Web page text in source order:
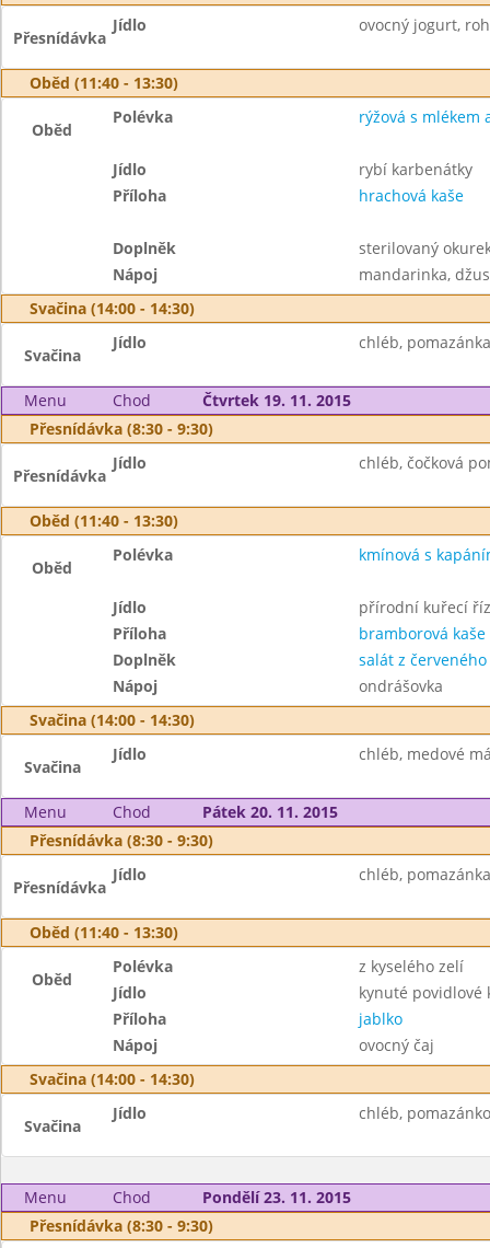
Přesnídávka
Jídlo ovocný jogurt,
Oběd (11:40 - 13:30)
Oběd
Polévka rýžová s mlékem
Jídlo
rybí karbenátky
Příloha
hrachová kaše
Doplněk
sterilovaný
Nápoj
mandarinka, džus
Svačina (14:00 - 14:30)
Svačina
Jídlo chléb,
Menu Chod
Čtvrtek 19. 11. 2015
Přesnídávka (8:30 - 9:30)
Přesnídávka
Jídlo chléb, čočková
Oběd (11:40 - 13:30)
Oběd
Polévka kmínová s
Jídlo
přírodní kuřecí
Příloha
bramborová kaše
Doplněk
salát z
Nápoj
ondrášovka
Svačina (14:00 - 14:30)
Svačina
Jídlo chléb, medové
Menu Chod
Pátek 20. 11. 2015
Přesnídávka (8:30 - 9:30)
Přesnídávka
Jídlo chléb,
Oběd (11:40 - 13:30)
Oběd
Polévka
z kyselého zelí
Jídlo
kynuté povidlové
Příloha
jablko
Nápoj
ovocný čaj
Svačina (14:00 - 14:30)
Svačina
Jídlo chléb,
Menu Chod
Pondělí 23. 11. 2015
Přesnídávka (8:30 - 9:30)